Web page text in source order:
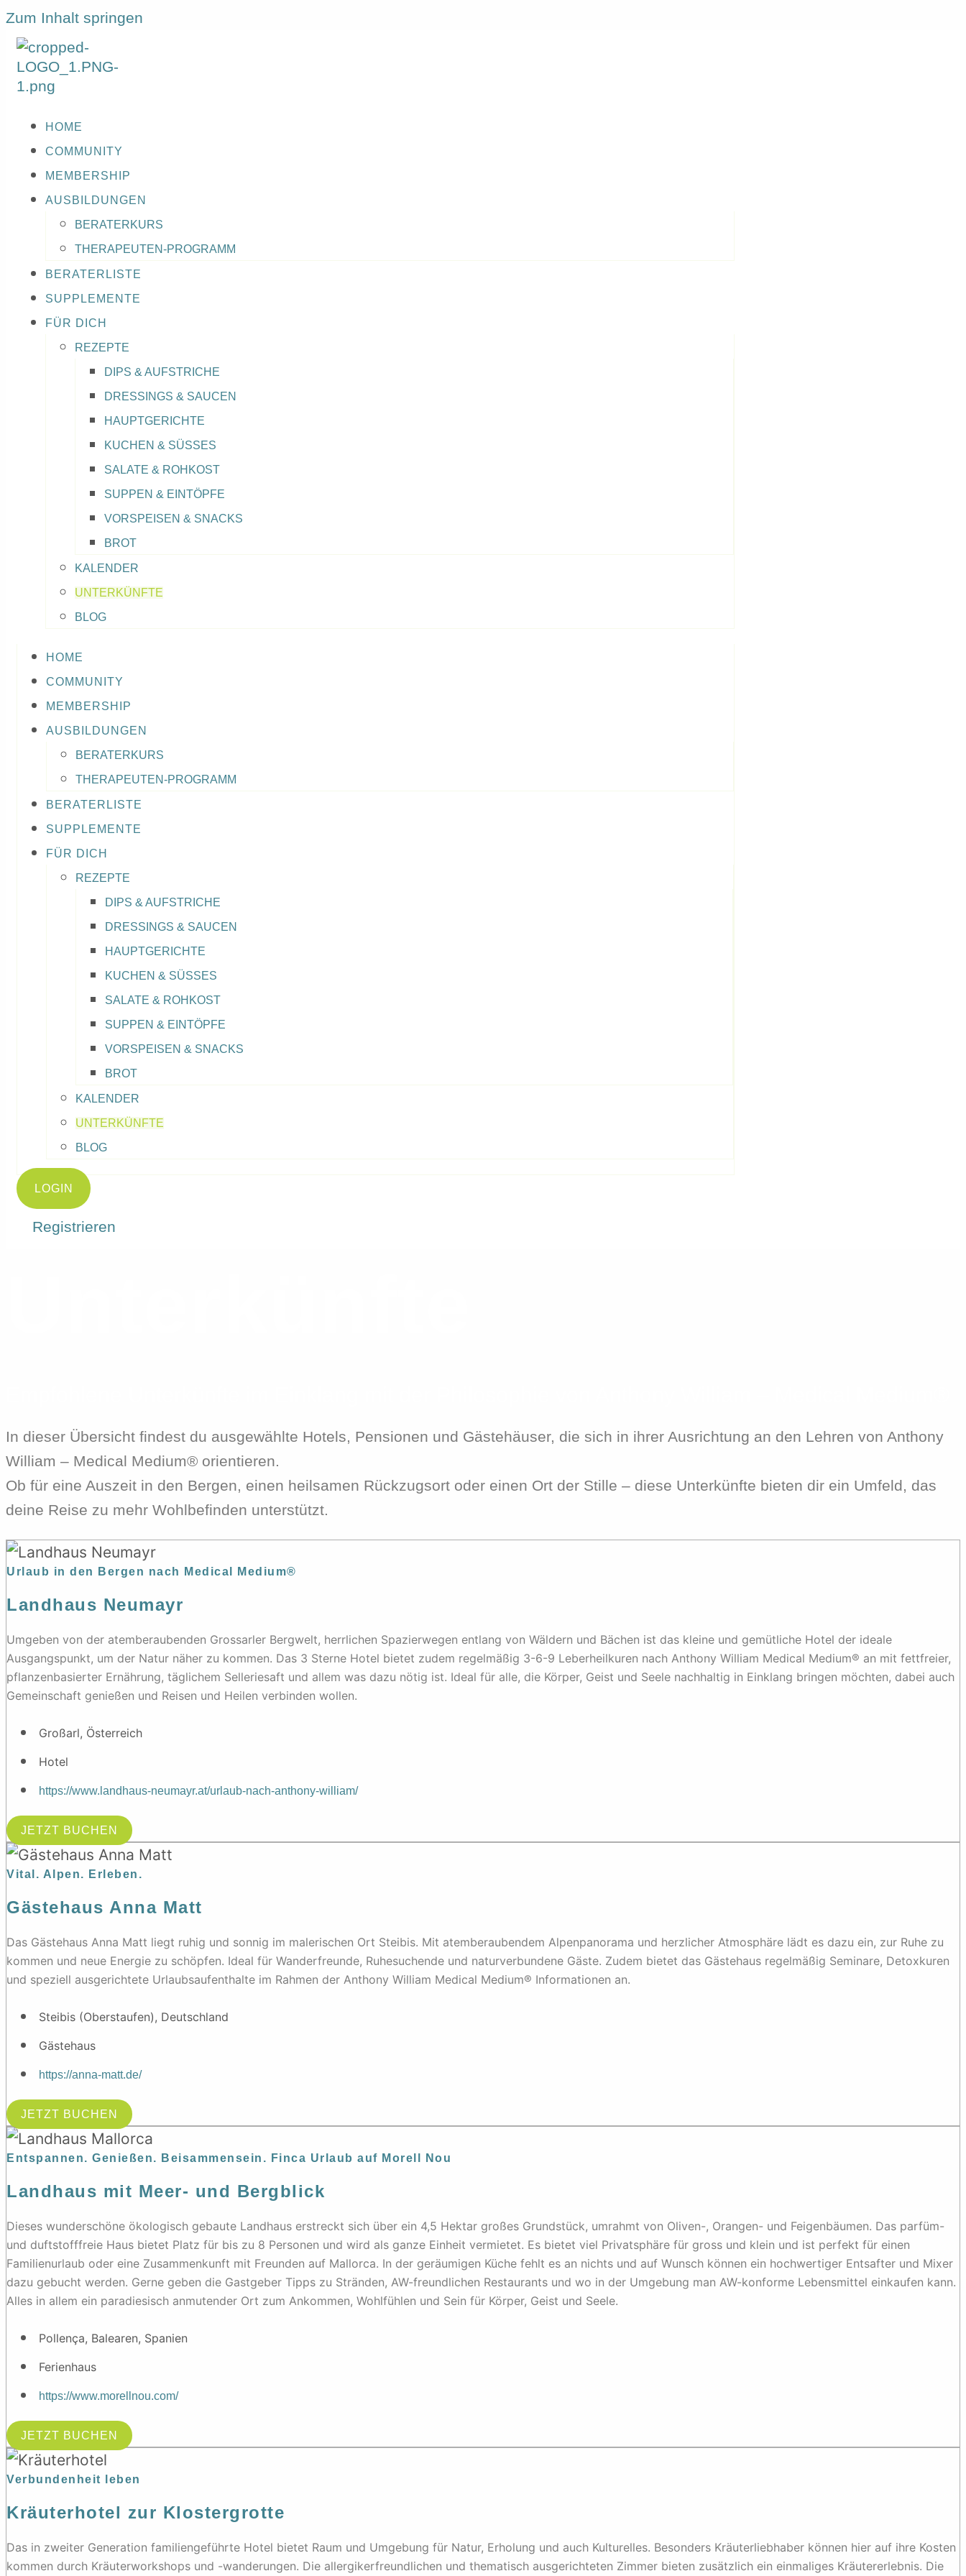
Zum Inhalt springen
HOME
COMMUNITY
MEMBERSHIP
AUSBILDUNGEN
BERATERKURS
THERAPEUTEN-PROGRAMM
BERATERLISTE
SUPPLEMENTE
FÜR DICH
REZEPTE
DIPS & AUFSTRICHE
DRESSINGS & SAUCEN
HAUPTGERICHTE
KUCHEN & SÜSSES
SALATE & ROHKOST
SUPPEN & EINTÖPFE
VORSPEISEN & SNACKS
BROT
KALENDER
UNTERKÜNFTE
BLOG
HOME
COMMUNITY
MEMBERSHIP
AUSBILDUNGEN
BERATERKURS
THERAPEUTEN-PROGRAMM
BERATERLISTE
SUPPLEMENTE
FÜR DICH
REZEPTE
DIPS & AUFSTRICHE
DRESSINGS & SAUCEN
HAUPTGERICHTE
KUCHEN & SÜSSES
SALATE & ROHKOST
SUPPEN & EINTÖPFE
VORSPEISEN & SNACKS
BROT
KALENDER
UNTERKÜNFTE
BLOG
LOGIN
Registrieren
In dieser Übersicht findest du ausgewählte Hotels, Pensionen und Gästehäuser, die sich in ihrer Ausrichtung an den Lehren von Anthony
William – Medical Medium® orientieren.
Ob für eine Auszeit in den Bergen, einen heilsamen Rückzugsort oder einen Ort der Stille – diese Unterkünfte bieten dir ein Umfeld, das
deine Reise zu mehr Wohlbefinden unterstützt.
Urlaub in den Bergen nach Medical Medium®
Landhaus Neumayr
Umgeben von der atemberaubenden Grossarler Bergwelt, herrlichen Spazierwegen entlang von Wäldern und Bächen ist das kleine und gemütliche Hotel der ideale
Ausgangspunkt, um der Natur näher zu kommen. Das 3 Sterne Hotel bietet zudem regelmäßig 3-6-9 Leberheilkuren nach Anthony William Medical Medium® an mit fettfreier,
pflanzenbasierter Ernährung, täglichem Selleriesaft und allem was dazu nötig ist. Ideal für alle, die Körper, Geist und Seele nachhaltig in Einklang bringen möchten, dabei auch
Gemeinschaft genießen und Reisen und Heilen verbinden wollen.
Großarl, Österreich
Hotel
https://www.landhaus-neumayr.at/urlaub-nach-anthony-william/
JETZT BUCHEN
Vital. Alpen. Erleben.
Gästehaus Anna Matt
Das Gästehaus Anna Matt liegt ruhig und sonnig im malerischen Ort Steibis. Mit atemberaubendem Alpenpanorama und herzlicher Atmosphäre lädt es dazu ein, zur Ruhe zu
kommen und neue Energie zu schöpfen. Ideal für Wanderfreunde, Ruhesuchende und naturverbundene Gäste. Zudem bietet das Gästehaus regelmäßig Seminare, Detoxkuren
und speziell ausgerichtete Urlaubsaufenthalte im Rahmen der Anthony William Medical Medium® Informationen an.
Steibis (Oberstaufen), Deutschland
Gästehaus
https://anna-matt.de/
JETZT BUCHEN
Entspannen. Genießen. Beisammensein. Finca Urlaub auf Morell Nou
Landhaus mit Meer- und Bergblick
Dieses wunderschöne ökologisch gebaute Landhaus erstreckt sich über ein 4,5 Hektar großes Grundstück, umrahmt von Oliven-, Orangen- und Feigenbäumen. Das parfüm-
und duftstofffreie Haus bietet Platz für bis zu 8 Personen und wird als ganze Einheit vermietet. Es bietet viel Privatsphäre für gross und klein und ist perfekt für einen
Familienurlaub oder eine Zusammenkunft mit Freunden auf Mallorca. In der geräumigen Küche fehlt es an nichts und auf Wunsch können ein hochwertiger Entsafter und Mixer
dazu gebucht werden. Gerne geben die Gastgeber Tipps zu Stränden, AW-freundlichen Restaurants und wo in der Umgebung man AW-konforme Lebensmittel einkaufen kann.
Alles in allem ein paradiesisch anmutender Ort zum Ankommen, Wohlfühlen und Sein für Körper, Geist und Seele.
Pollença, Balearen, Spanien
Ferienhaus
https://www.morellnou.com/
JETZT BUCHEN
Verbundenheit leben
Kräuterhotel zur Klostergrotte
Das in zweiter Generation familiengeführte Hotel bietet Raum und Umgebung für Natur, Erholung und auch Kulturelles. Besonders Kräuterliebhaber können hier auf ihre Kosten
kommen durch Kräuterworkshops und -wanderungen. Die allergikerfreundlichen und thematisch ausgerichteten Zimmer bieten zusätzlich ein einmaliges Kräutererlebnis. Die